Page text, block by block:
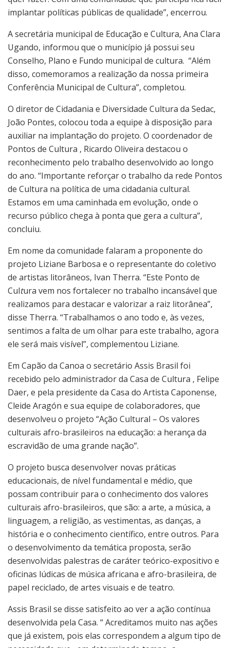
implantar políticas públicas de qualidade”, encerrou.
A secretária municipal de Educação e Cultura, Ana Clara
Ugando, informou que o município já possui seu
Conselho, Plano e Fundo municipal de cultura. “Além
disso, comemoramos a realização da nossa primeira
Conferência Municipal de Cultura”, completou.
O diretor de Cidadania e Diversidade Cultura da Sedac,
João Pontes, colocou toda a equipe à disposição para
auxiliar na implantação do projeto. O coordenador de
Pontos de Cultura , Ricardo Oliveira destacou o
reconhecimento pelo trabalho desenvolvido ao longo
do ano. “Importante reforçar o trabalho da rede Pontos
de Cultura na política de uma cidadania cultural.
Estamos em uma caminhada em evolução, onde o
recurso público chega à ponta que gera a cultura”,
concluiu.
Em nome da comunidade falaram a proponente do
projeto Liziane Barbosa e o representante do coletivo
de artistas litorâneos, Ivan Therra. “Este Ponto de
Cultura vem nos fortalecer no trabalho incansável que
realizamos para destacar e valorizar a raiz litorânea”,
disse Therra. “Trabalhamos o ano todo e, às vezes,
sentimos a falta de um olhar para este trabalho, agora
ele será mais visível”, complementou Liziane.
Em Capão da Canoa o secretário Assis Brasil foi
recebido pelo administrador da Casa de Cultura , Felipe
Daer, e pela presidente da Casa do Artista Caponense,
Cleide Aragón e sua equipe de colaboradores, que
desenvolveu o projeto “Ação Cultural – Os valores
culturais afro-brasileiros na educação: a herança da
escravidão de uma grande nação”.
O projeto busca desenvolver novas práticas
educacionais, de nível fundamental e médio, que
possam contribuir para o conhecimento dos valores
culturais afro-brasileiros, que são: a arte, a música, a
linguagem, a religião, as vestimentas, as danças, a
história e o conhecimento científico, entre outros. Para
o desenvolvimento da temática proposta, serão
desenvolvidas palestras de caráter teórico-expositivo e
oficinas lúdicas de música africana e afro-brasileira, de
papel reciclado, de artes visuais e de teatro.
Assis Brasil se disse satisfeito ao ver a ação contínua
desenvolvida pela Casa. “ Acreditamos muito nas ações
que já existem, pois elas correspondem a algum tipo de